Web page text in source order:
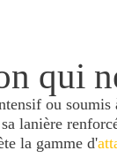
qui
ou
lanière
la gamme d'